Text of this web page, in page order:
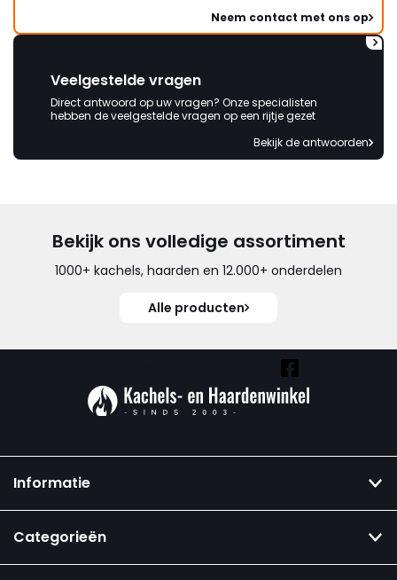
Neem contact met ons op
Veelgestelde vragen
Direct antwoord op uw vragen? Onze specialisten
hebben de veelgestelde vragen op een rijtje gezet
Bekijk de antwoorden
Bekijk ons volledige assortiment
1000+ kachels, haarden en 12.000+ onderdelen
Alle producten
Informatie
Categorieën